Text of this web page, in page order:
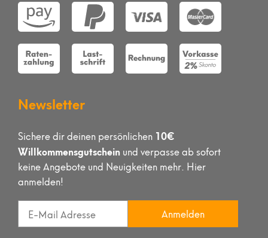
Newsletter
Sichere dir deinen persönlichen 10€
Willkommensgutschein und verpasse ab sofort
keine Angebote und Neuigkeiten mehr. Hier
anmelden!
Anmelden